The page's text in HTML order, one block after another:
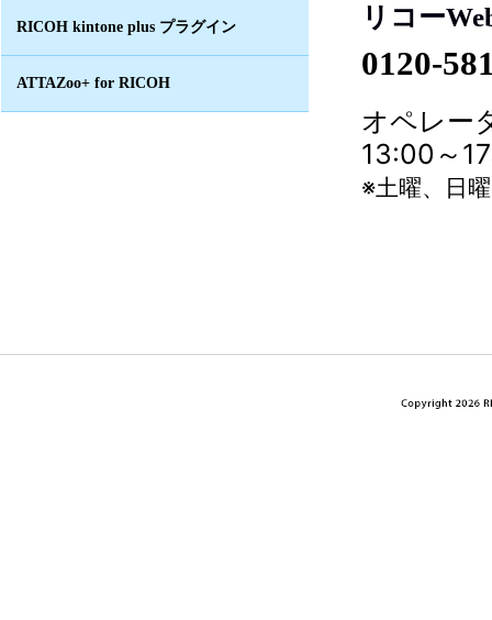
RICOH kintone plus プラグイン
ATTAZoo+ for RICOH
リコー
0120-
オペレー
13:00～
※土曜、日